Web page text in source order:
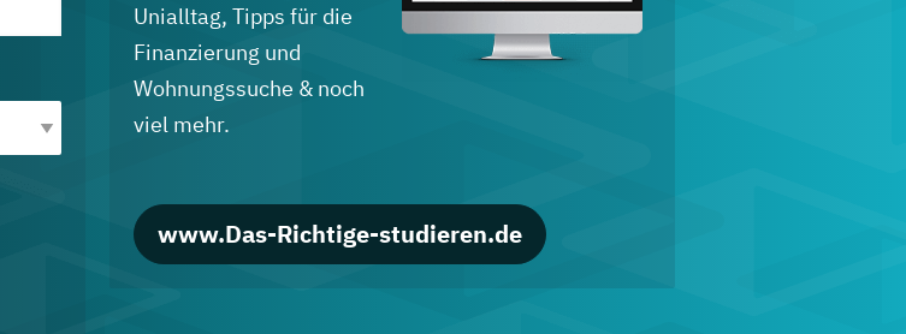
Unialltag, Tipps für die
Finanzierung und
Wohnungssuche & noch
viel mehr.
www.Das-Richtige-studieren.de